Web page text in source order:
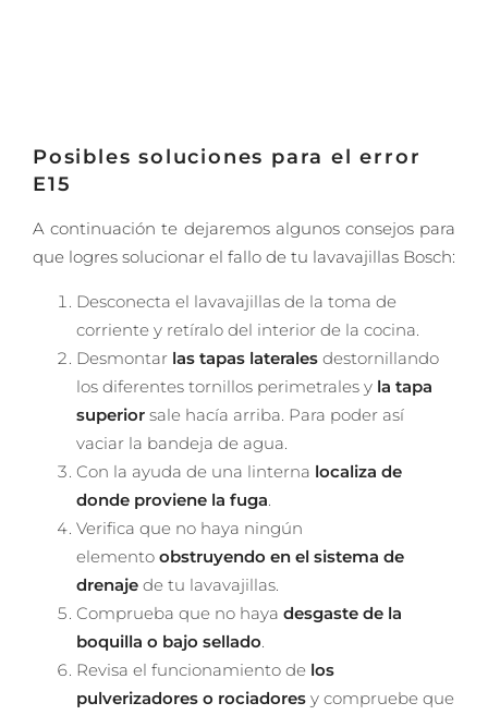
Posibles soluciones para el error
E15
A continuación te dejaremos algunos consejos para
que logres solucionar el fallo de tu lavavajillas Bosch:
Desconecta el lavavajillas de la toma de
corriente y retíralo del interior de la cocina.
Desmontar las tapas laterales destornillando
los diferentes tornillos perimetrales y la tapa
superior sale hacía arriba. Para poder así
vaciar la bandeja de agua.
Con la ayuda de una linterna localiza de
donde proviene la fuga.
Verifica que no haya ningún
elemento obstruyendo en el sistema de
drenaje de tu lavavajillas.
Comprueba que no haya desgaste de la
boquilla o bajo sellado.
Revisa el funcionamiento de los
pulverizadores o rociadores y compruebe que